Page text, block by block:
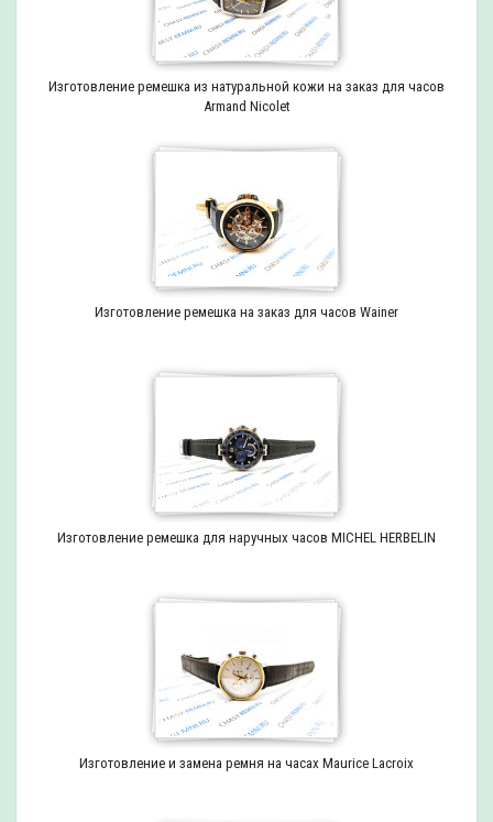
Изготовление ремешка из натуральной кожи на заказ для часов
Armand Nicolet
Изготовление ремешка на заказ для часов Wainer
Изготовление ремешка для наручных часов MICHEL HERBELIN
Изготовление и замена ремня на часах Maurice Lacroix